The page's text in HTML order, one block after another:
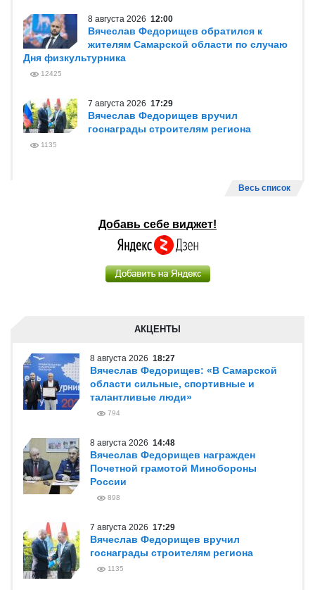
8 августа 2026 12:00
Вячеслав Федорищев обратился к
жителям Самарской области по случаю
Дня физкультурника
12425
7 августа 2026 17:29
Вячеслав Федорищев вручил
госнаграды строителям региона
1135
Весь список
Добавь себе виджет!
АКЦЕНТЫ
8 августа 2026 18:27
Вячеслав Федорищев: «В Самарской
области сильные, спортивные и
талантливые люди»
794
8 августа 2026 14:48
Вячеслав Федорищев награжден
Почетной грамотой Минобороны
России
898
7 августа 2026 17:29
Вячеслав Федорищев вручил
госнаграды строителям региона
1135